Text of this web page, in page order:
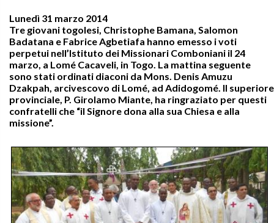
Lunedì 31 marzo 2014
Tre giovani togolesi, Christophe Bamana, Salomon
Badatana e Fabrice Agbetiafa hanno emesso i voti
perpetui nell’Istituto dei Missionari Comboniani il 24
marzo, a Lomé Cacaveli, in Togo. La mattina seguente
sono stati ordinati diaconi da Mons. Denis Amuzu
Dzakpah, arcivescovo di Lomé, ad Adidogomé. Il superiore
provinciale, P. Girolamo Miante, ha ringraziato per questi
confratelli che “il Signore dona alla sua Chiesa e alla
missione”.